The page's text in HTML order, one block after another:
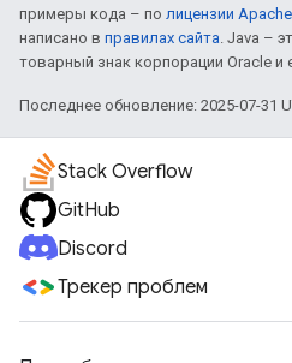
примеры кода – по лицензии
написано в правилах сайта. Java –
товарный знак корпорации Oracle
Последнее обновление: 2025-07-31
Stack Overflow
GitHub
Discord
Трекер проблем